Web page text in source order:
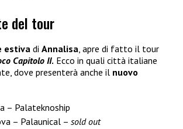
del tour
estiva di Annalisa, apre di fatto il tour
Capitolo II. Ecco in quali città italiane
dove presenterà anche il nuovo
– Palateknoship
– Palaunical – sold out